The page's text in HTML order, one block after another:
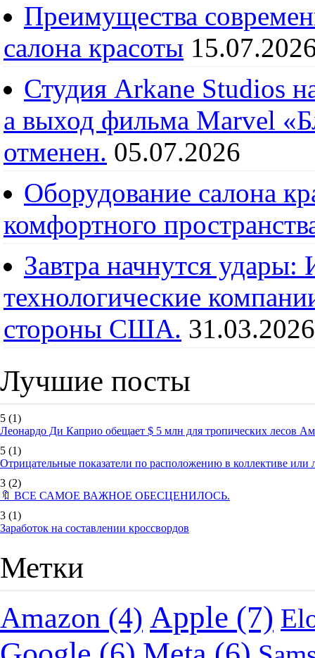
Преимущества
салона красоты
Студия Arkane Studios
а выход фильма Marvel
отменен. 05.07.2026
Оборудование салона
комфортного
Завтра начнутся
технологические
стороны США. 31.03.2026
Лучшие посты
5 (1)
Леонардо Ди Каприо обещает $ 5 млн для тропических лесов
5 (1)
Отрицательные показатели по расположению в коллективе
3 (2)
🔖 ВСЕ САМОЕ ВАЖНОЕ ОБЕСЦЕНИЛОСЬ.
3 (1)
Заработок на составлении кроссвордов
Метки
Amazon (4) Apple (7)